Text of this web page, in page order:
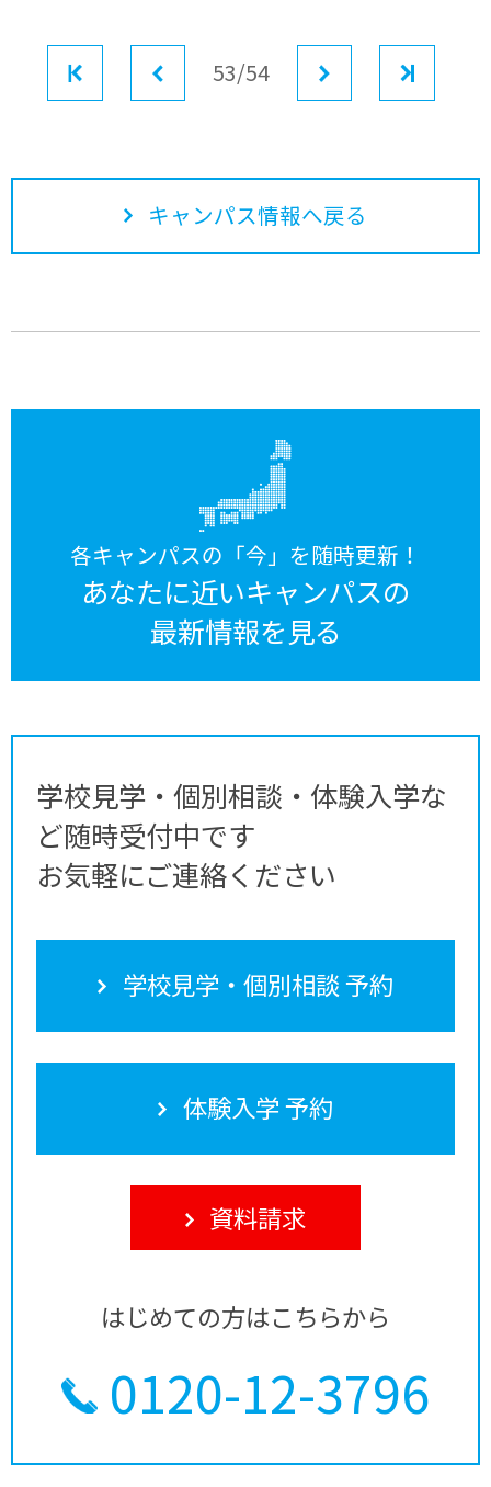
前へ53/54
キャンパス情報へ戻る
各キャンパスの「今」を随時更新！
あなたに近いキャンパスの
最新情報を見る
学校見学・個別相談・体験入学な
ど随時受付中です
お気軽にご連絡ください
学校見学・個別相談 予約
体験入学 予約
資料請求
はじめての方はこちらから
0120-12-3796